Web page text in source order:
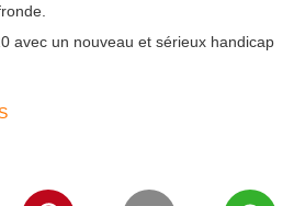
avec un nouveau et sérieux handicap